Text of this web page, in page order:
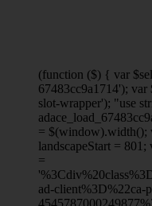
(function ($) { var
67483cc9a1714'); var
slot-wrapper'); "use
= $(window).width();
landscapeStart =
=
ad-client%3D%22ca-